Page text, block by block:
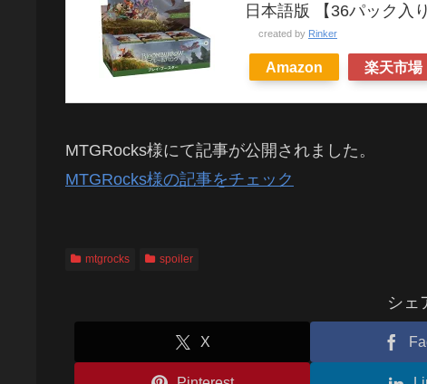
日本語版 【36パック入
created by Rinker
Amazon 楽天市場
MTGRocks様にて記事が公開されました。
MTGRocks様の記事をチェック
mtgrocks spoiler
シェ
X